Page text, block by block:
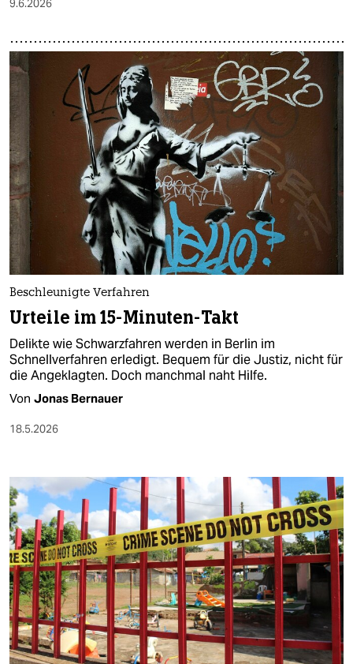
9.6.2026
Beschleunigte Verfahren
Urteile im 15-Minuten-Takt
Delikte wie Schwarzfahren werden in Berlin im
Schnellverfahren erledigt. Bequem für die Justiz, nicht für
die Angeklagten. Doch manchmal naht Hilfe.
Von Jonas Bernauer
18.5.2026